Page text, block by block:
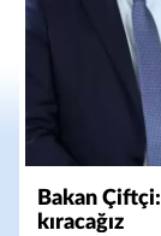
Bakan
kıracağız